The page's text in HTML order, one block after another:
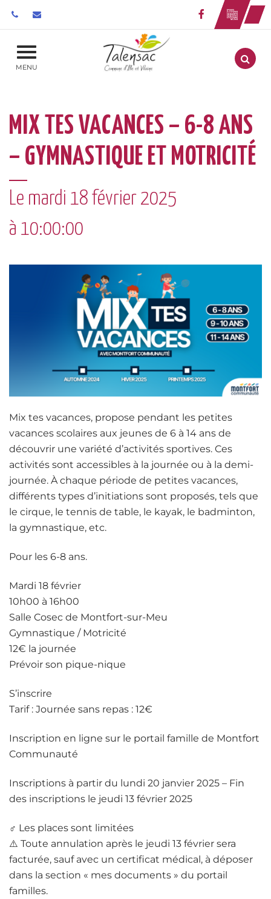
Lien vers le
MENU Aller
MIX TES VACANCES – 6-8 ANS
– GYMNASTIQUE ET MOTRICITÉ
Le mardi 18 février 2025
à 10:00:00
Mix tes vacances, propose pendant les petites
vacances scolaires aux jeunes de 6 à 14 ans de
découvrir une variété d’activités sportives. Ces
activités sont accessibles à la journée ou à la demi-
journée. À chaque période de petites vacances,
différents types d’initiations sont proposés, tels que
le cirque, le tennis de table, le kayak, le badminton,
la gymnastique, etc.
Pour les 6-8 ans.
Mardi 18 février
10h00 à 16h00
Salle Cosec de Montfort-sur-Meu
Gymnastique / Motricité
12€ la journée
Prévoir son pique-nique
S’inscrire
Tarif : Journée sans repas : 12€
Inscription en ligne sur le portail famille de Montfort
Communauté
Inscriptions à partir du lundi 20 janvier 2025 – Fin
des inscriptions le jeudi 13 février 2025
‍♂️ Les places sont limitées
⚠️ Toute annulation après le jeudi 13 février sera
facturée, sauf avec un certificat médical, à déposer
dans la section « mes documents » du portail
familles.